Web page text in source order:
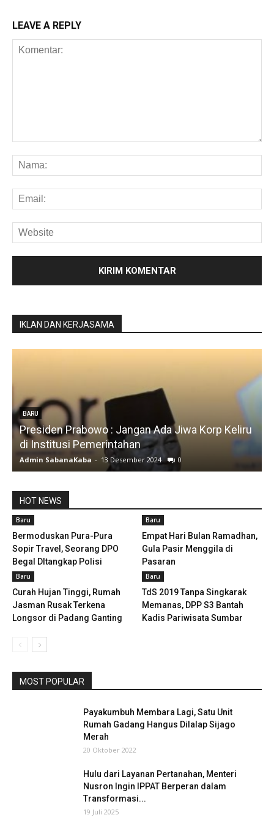
LEAVE A REPLY
IKLAN DAN KERJASAMA
Keliru BARU
Silfia Hanani
Admin SabanaKaba - 19 Juni 2024
HOT NEWS
Baru
Bermoduskan Pura-Pura
Sopir Travel, Seorang DPO
Begal DItangkap Polisi
Baru
Empat Hari Bulan Ramadhan,
Gula Pasir Menggila di
Pasaran
Baru
Curah Hujan Tinggi, Rumah
Jasman Rusak Terkena
Longsor di Padang Ganting
Baru
TdS 2019 Tanpa Singkarak
Memanas, DPP S3 Bantah
Kadis Pariwisata Sumbar
MOST POPULAR
Payakumbuh Membara Lagi, Satu Unit
Rumah Gadang Hangus Dilalap Sijago
Merah
20 Oktober 2022
Hulu dari Layanan Pertanahan, Menteri
Nusron Ingin IPPAT Berperan dalam
Transformasi...
19 Juli 2025